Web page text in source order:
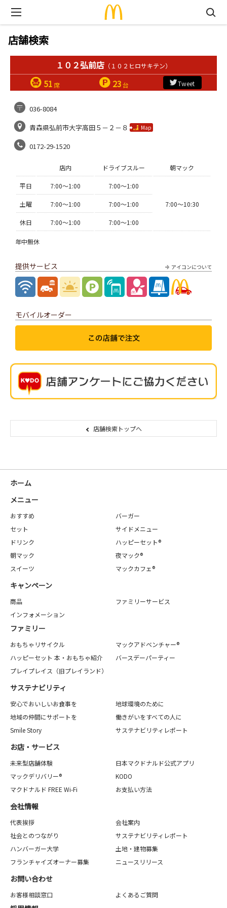
店舗検索
１０２弘前店 （１０２ヒロサキテン）
51 席 23台 Tweet
036-8084
青森県弘前市大字高田５－２－８
Map
0172-29-1520
店内 ドライブスルー 朝マック
平日 7:00〜1:00 7:00〜1:00
7:00〜10:30
土曜 7:00〜1:00 7:00〜1:00
休日 7:00〜1:00 7:00〜1:00
年中無休
アイコンについて
提供サービス
モバイルオーダー
店舗検索トップへ
ホーム
メニュー
おすすめ
バーガー
セット
サイドメニュー
ドリンク
ハッピーセット®
朝マック
夜マック®
スイーツ
マックカフェ®
キャンペーン
商品
ファミリーサービス
インフォメーション
ファミリー
おもちゃリサイクル
マックアドベンチャー®
ハッピーセット 本・おもちゃ紹介
バースデーパーティー
プレイプレイス（旧プレイランド）
サステナビリティ
安心でおいしいお食事を
地球環境のために
地域の仲間にサポートを
働きがいをすべての人に
Smile Story
サステナビリティレポート
お店・サービス
未来型店舗体験
日本マクドナルド公式アプリ
マックデリバリー®
KODO
マクドナルド FREE Wi-Fi
お支払い方法
会社情報
代表挨拶
会社案内
社会とのつながり
サステナビリティレポート
ハンバーガー大学
土地・建物募集
フランチャイズオーナー募集
ニュースリリース
お問い合わせ
お客様相談窓口 よくあるご質問